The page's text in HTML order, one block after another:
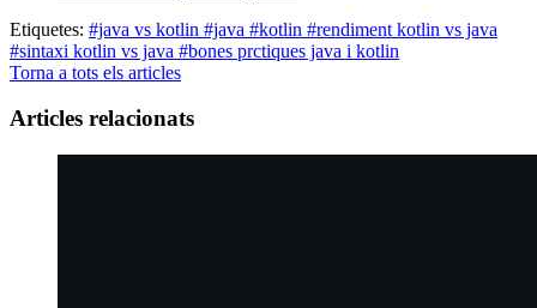
Etiquetes: #java vs kotlin #java #kotlin #rendiment kotlin vs java
#sintaxi kotlin vs java #bones prctiques java i kotlin
Torna a tots els articles
Articles relacionats